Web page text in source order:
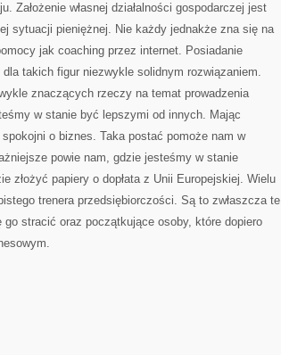
Założenie własnej działalności gospodarczej jest
sytuacji pieniężnej. Nie każdy jednakże zna się na
jak coaching przez internet. Posiadanie
takich figur niezwykle solidnym rozwiązaniem.
znaczących rzeczy na temat prowadzenia
w stanie być lepszymi od innych. Mając
o biznes. Taka postać pomoże nam w
powie nam, gdzie jesteśmy w stanie
złożyć papiery o dopłata z Unii Europejskiej. Wielu
trenera przedsiębiorczości. Są to zwłaszcza te
stracić oraz początkujące osoby, które dopiero